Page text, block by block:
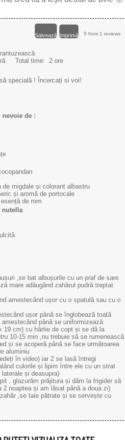
5 from 1 reviews
Salvează Imprimă
Total time: 2 ore
specială ! Încercați si voi!
nevoie de :
migdale și colorant albastru
și aromă de portocale
de rom
nutella
,se bat albușurile cu un praf de sare
mare adăugând zahărul pudră treptat
amestecând ușor cu o spatulă sau cu o
ușor până se înglobează toată
până se uniformizează
19 cm) cu hârtie de copt și se dă la
10-15 min ,nu trebuie să se rumenească
și se acoperă până se face următoarea
aluminiu
în video) iar 2 se lasă întregi
culorile și lipim între ele cu un strat
și deasupra)
, glazurăm prăjitura și dăm la frigider să
2 noaptea și am lăsat până a doua zi)
,se taie pătrate și se servește cu